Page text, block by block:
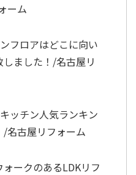
ーム
フロアはどこに向い
ました！/名古屋リ
ッチン人気ランキン
名古屋リフォーム
ォークのあるLDKリフ